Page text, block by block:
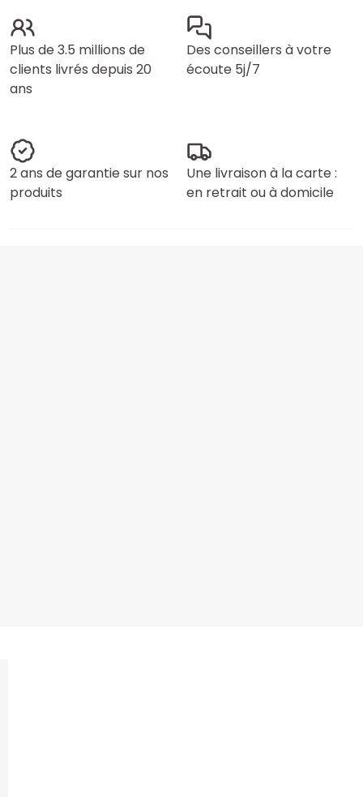
Plus de 3.5 millions de
clients livrés depuis 20
ans
Des conseillers à votre
écoute 5j/7
2 ans de garantie sur nos
produits
Une livraison à la carte :
en retrait ou à domicile